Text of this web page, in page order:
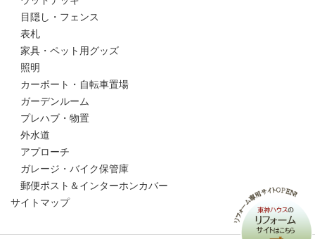
目隠し・フェンス
表札
家具・ペット用グッズ
照明
カーポート・自転車置場
ガーデンルーム
プレハブ・物置
外水道
アプローチ
ガレージ・バイク保管庫
郵便ポスト＆インターホンカバー
サイトマップ